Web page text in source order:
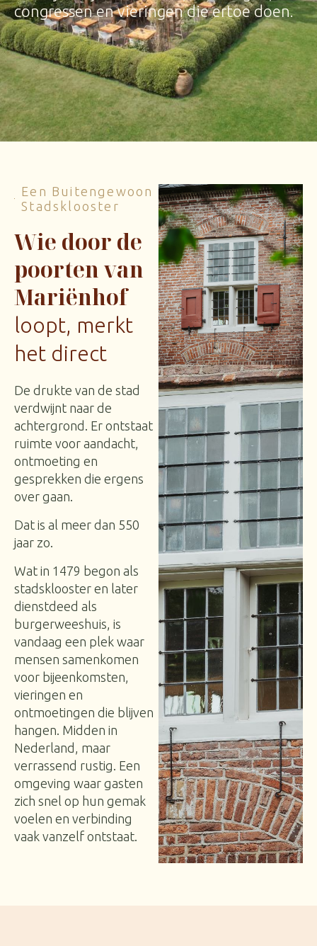
congressen en vieringen die ertoe doen.
Een Buitengewoon
Stadsklooster
Wie door de
poorten van
Mariënhof
loopt, merkt
het direct
De drukte van de stad
verdwijnt naar de
achtergrond. Er ontstaat
ruimte voor aandacht,
ontmoeting en
gesprekken die ergens
over gaan.
Dat is al meer dan 550
jaar zo.
Wat in 1479 begon als
stadsklooster en later
dienstdeed als
burgerweeshuis, is
vandaag een plek waar
mensen samenkomen
voor bijeenkomsten,
vieringen en
ontmoetingen die blijven
hangen. Midden in
Nederland, maar
verrassend rustig. Een
omgeving waar gasten
zich snel op hun gemak
voelen en verbinding
vaak vanzelf ontstaat.